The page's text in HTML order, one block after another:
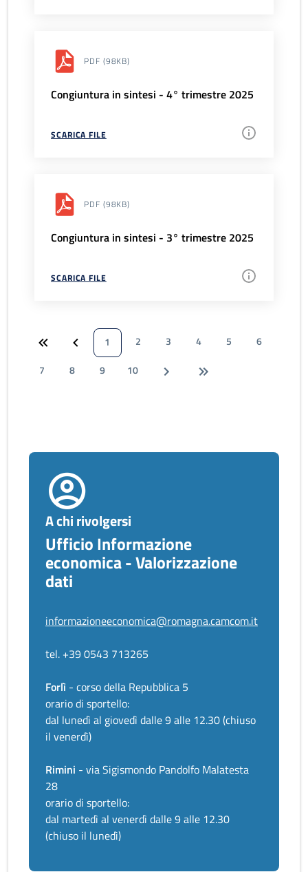
PDF (98KB)
Congiuntura in sintesi - 4° trimestre 2025
SCARICA FILE
PDF (98KB)
Congiuntura in sintesi - 3° trimestre 2025
SCARICA FILE
1 2 3 4 5
6
7
8 9 10
A chi rivolgersi
Ufficio Informazione
economica - Valorizzazione
dati
informazioneeconomica@romagna.camcom.it
tel. +39 0543 713265
Forlì - corso della Repubblica 5
orario di sportello:
dal lunedì al giovedì dalle 9 alle 12.30 (chiuso
il venerdì)
Rimini - via Sigismondo Pandolfo Malatesta
28
orario di sportello:
dal martedì al venerdì dalle 9 alle 12.30
(chiuso il lunedì)